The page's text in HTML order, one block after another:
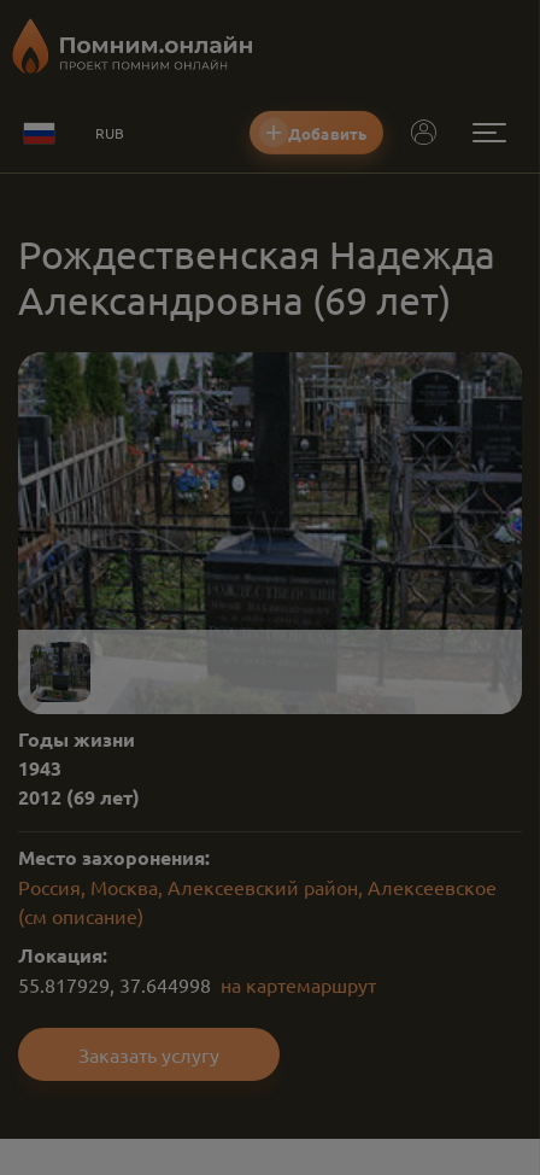
RUB Добавить
Рождественская Надежда
Александровна (69 лет)
Годы жизни
1943
2012 (69 лет)
Место захоронения:
Россия, Москва, Алексеевский район, Алексеевское
(см описание)
Локация:
55.817929, 37.644998 на картемаршрут
Заказать услугу